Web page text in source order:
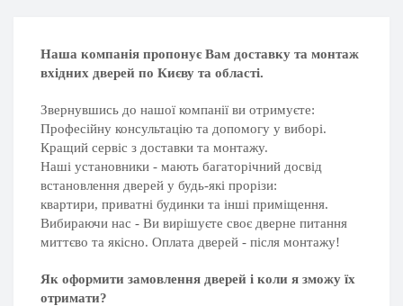
Наша компанія пропонує Вам доставку та монтаж
вхідних дверей по Києву та області.
Звернувшись до нашої компанії ви отримуєте:
Професійну консультацію та допомогу у виборі.
Кращий сервіс з доставки та монтажу.
Наші установники - мають багаторічний досвід
встановлення дверей у будь-які прорізи:
квартири, приватні будинки та інші приміщення.
Вибираючи нас - Ви вирішуєте своє дверне питання
миттєво та якісно. Оплата дверей - після монтажу!
Як оформити замовлення дверей і коли я зможу їх
отримати?